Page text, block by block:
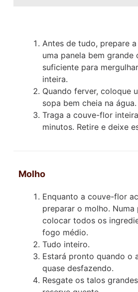
Antes de tudo, prepare
uma panela bem grande
suficiente para
inteira.
Quando ferver, coloque
sopa bem cheia na água.
Traga a couve-flor
minutos. Retire e deixe
Molho
Enquanto a couve-flor
preparar o molho.
colocar todos os
fogo médio.
Tudo inteiro.
Estará pronto quando o
quase desfazendo.
Resgate os talos